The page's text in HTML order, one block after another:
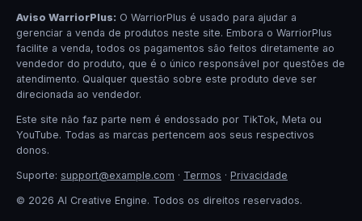
Aviso WarriorPlus: O WarriorPlus é usado para ajudar a
gerenciar a venda de produtos neste site. Embora o WarriorPlus
facilite a venda, todos os pagamentos são feitos diretamente ao
vendedor do produto, que é o único responsável por questões de
atendimento. Qualquer questão sobre este produto deve ser
direcionada ao vendedor.
Este site não faz parte nem é endossado por TikTok, Meta ou
YouTube. Todas as marcas pertencem aos seus respectivos
donos.
Suporte: support@example.com · Termos · Privacidade
© 2026 AI Creative Engine. Todos os direitos reservados.